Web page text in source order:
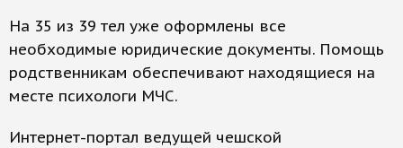
На 35 из 39 тел уже оформлены все
необходимые юридические документы. Помощь
родственникам обеспечивают находящиеся на
месте психологи МЧС.
Интернет-портал ведущей чешской